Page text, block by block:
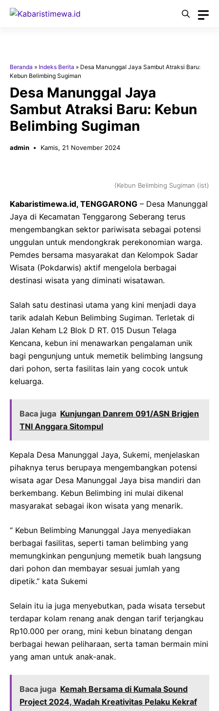
Langsung
Beranda » Indeks Berita » Desa Manunggal Jaya Sambut Atraksi Baru:
Kebun Belimbing Sugiman
Desa Manunggal Jaya
Sambut Atraksi Baru: Kebun
Belimbing Sugiman
admin Kamis, 21 November 2024
(Kebun Belimbing Sugiman (ist)
Kabaristimewa.id, TENGGARONG – Desa Manunggal
Jaya di Kecamatan Tenggarong Seberang terus
mengembangkan sektor pariwisata sebagai potensi
unggulan untuk mendongkrak perekonomian warga.
Pemdes bersama masyarakat dan Kelompok Sadar
Wisata (Pokdarwis) aktif mengelola berbagai
destinasi wisata yang diminati wisatawan.
Salah satu destinasi utama yang kini menjadi daya
tarik adalah Kebun Belimbing Sugiman. Terletak di
Jalan Keham L2 Blok D RT. 015 Dusun Telaga
Kencana, kebun ini menawarkan pengalaman unik
bagi pengunjung untuk memetik belimbing langsung
dari pohon, serta fasilitas lain yang cocok untuk
keluarga.
Baca juga Kunjungan Danrem 091/ASN Brigjen
TNI Anggara Sitompul
Kepala Desa Manunggal Jaya, Sukemi, menjelaskan
pihaknya terus berupaya mengembangkan potensi
wisata agar Desa Manunggal Jaya bisa mandiri dan
berkembang. Kebun Belimbing ini mulai dikenal
masyarakat sebagai ikon wisata yang menarik.
“ Kebun Belimbing Manunggal Jaya menyediakan
berbagai fasilitas, seperti taman belimbing yang
memungkinkan pengunjung memetik buah langsung
dari pohon dan membayar sesuai jumlah yang
dipetik.” kata Sukemi
Selain itu ia juga menyebutkan, pada wisata tersebut
terdapar kolam renang anak dengan tarif terjangkau
Rp10.000 per orang, mini kebun binatang dengan
berbagai hewan peliharaan, serta taman bermain mini
yang aman untuk anak-anak.
Baca juga Kemah Bersama di Kumala Sound
Project 2024, Wadah Kreativitas Pelaku Kekraf